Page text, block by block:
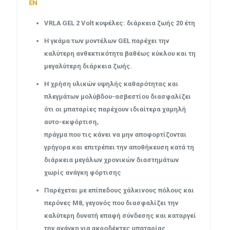
EN
VRLA GEL 2 Volt κυψέλες: διάρκεια ζωής 20 έτη
Η γκάμα των μοντέλων GEL παρέχει την
καλύτερη ανθεκτικότητα βαθέως κύκλου και τη
μεγαλύτερη διάρκεια ζωής.
Η χρήση υλικών υψηλής καθαρότητας και
πλεγμάτων μολύβδου-ασβεστίου διασφαλίζει
ότι οι μπαταρίες παρέχουν ιδιαίτερα χαμηλή
αυτο-εκφόρτιση,
πράγμα που τις κάνει να μην αποφορτίζονται
γρήγορα και επιτρέπει την αποθήκευση κατά τη
διάρκεια μεγάλων χρονικών διαστημάτων
χωρίς ανάγκη φόρτισης
Παρέχεται με επίπεδους χάλκινους πόλους και
περόνες M8, γεγονός που διασφαλίζει την
καλύτερη δυνατή επαφή σύνδεσης και καταργεί
την ανάγκη για ακροδέκτες μπαταρίας.